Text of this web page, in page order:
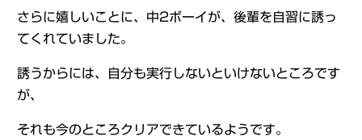
さらに嬉しいことに、中2ボーイが、後輩を自習に誘っ
てくれていました。
誘うからには、自分も実行しないといけないところです
が、
それも今のところクリアできているようです。